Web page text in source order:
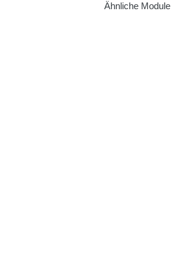
Ähnliche Module